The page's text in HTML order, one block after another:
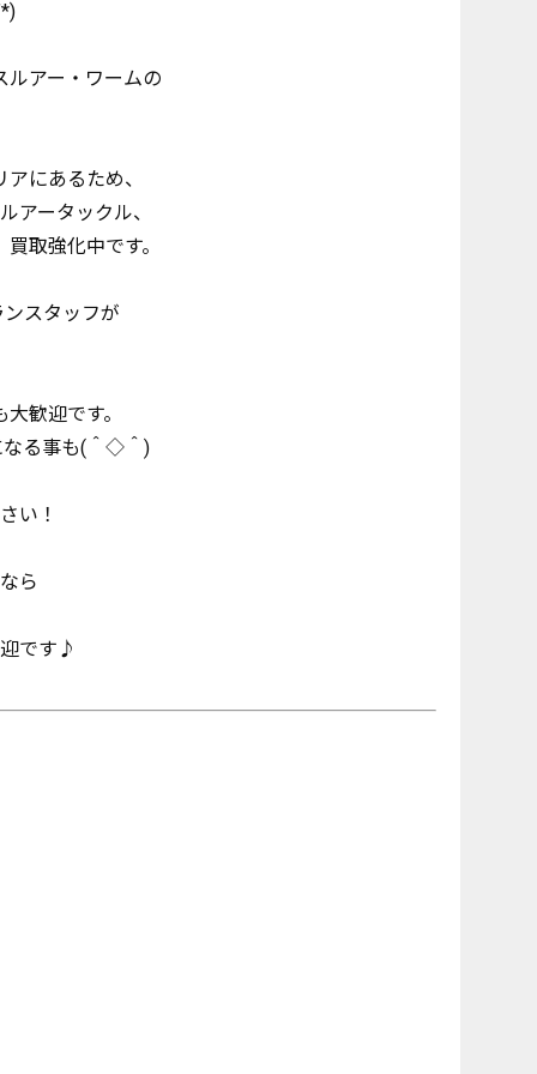
アー・ワームの
にあるため、
アータックル、
取強化中です。
スタッフが
歓迎です。
なる事も(＾◇＾)
い！
ら
です♪